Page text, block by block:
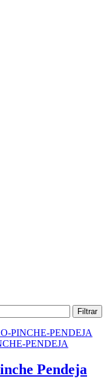
Filtrar
Pendeja